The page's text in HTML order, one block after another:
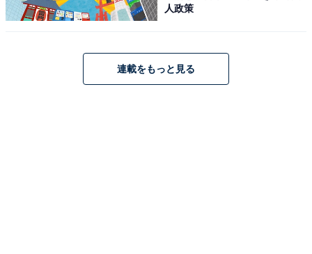
人政策
連載をもっと見る